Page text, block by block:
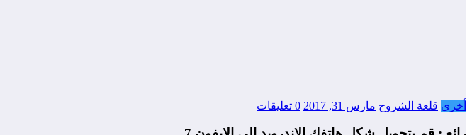
أخرى قلعة الشروح مارس 31, 2017 0 تعليقات